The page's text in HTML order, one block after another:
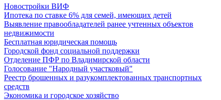
Новостройки ВИФ
Ипотека по ставке 6% для семей, имеющих детей
Выявление правообладателей ранее учтенных объектов
недвижимости
Бесплатная юридическая помощь
Городской фонд социальной поддержки
Отделение ПФР по Владимирской области
Голосование "Народный участковый"
Реестр брошенных и разукомплектованных транспортных
средств
Экономика и городское хозяйство